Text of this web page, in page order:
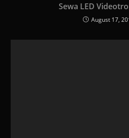
Sewa LED
August 17,